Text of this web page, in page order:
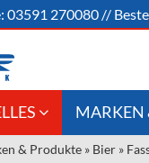
03591 270080 //
Gastronomie &
MARKEN
Weine &
& Produkte » Bier »